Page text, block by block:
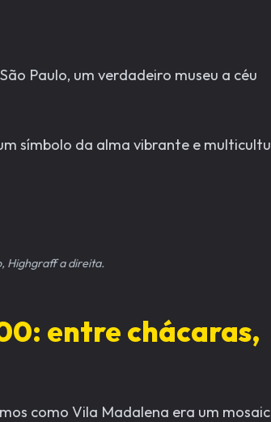
Paulo, um verdadeiro museu a céu
símbolo da alma vibrante e
Highgraff a direita.
entre chácaras,
como Vila Madalena era um